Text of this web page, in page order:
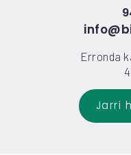
Erronda
Jarri